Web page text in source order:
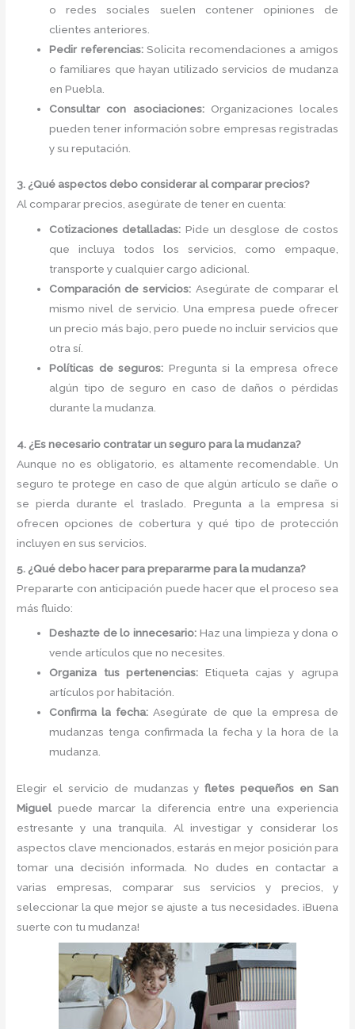
o redes sociales suelen contener opiniones de
clientes anteriores.
Pedir referencias:Solicita recomendaciones a amigos
o familiares que hayan utilizado servicios de mudanza
en Puebla.
Consultar con asociaciones:Organizaciones locales
pueden tener información sobre empresas registradas
y su reputación.
3. ¿Qué aspectos debo considerar al comparar precios?
Al comparar precios, asegúrate de tener en cuenta:
Cotizaciones detalladas: Pide un desglose de costos
que incluya todos los servicios, como empaque,
transporte y cualquier cargo adicional.
Comparación de servicios: Asegúrate de comparar el
mismo nivel de servicio. Una empresa puede ofrecer
un precio más bajo, pero puede no incluir servicios que
otra sí.
Políticas de seguros: Pregunta si la empresa ofrece
algún tipo de seguro en caso de daños o pérdidas
durante la mudanza.
4. ¿Es necesario contratar un seguro para la mudanza?
Aunque no es obligatorio, es altamente recomendable. Un
seguro te protege en caso de que algún artículo se dañe o
se pierda durante el traslado. Pregunta a la empresa si
ofrecen opciones de cobertura y qué tipo de protección
incluyen en sus servicios.
5. ¿Qué debo hacer para prepararme para la mudanza?
Prepararte con anticipación puede hacer que el proceso sea
más fluido:
Deshazte de lo innecesario: Haz una limpieza y dona o
vende artículos que no necesites.
Organiza tus pertenencias: Etiqueta cajas y agrupa
artículos por habitación.
Confirma la fecha: Asegúrate de que la empresa de
mudanzas tenga confirmada la fecha y la hora de la
mudanza.
Elegir el servicio de mudanzas y fletes pequeños en San
Miguel puede marcar la diferencia entre una experiencia
estresante y una tranquila. Al investigar y considerar los
aspectos clave mencionados, estarás en mejor posición para
tomar una decisión informada. No dudes en contactar a
varias empresas, comparar sus servicios y precios, y
seleccionar la que mejor se ajuste a tus necesidades. ¡Buena
suerte con tu mudanza!